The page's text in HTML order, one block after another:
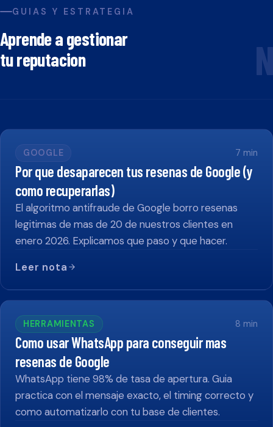
GUIAS Y ESTRATEGIA
Aprende a gestionar
tu reputacion
N
GOOGLE 7 min
Por que desaparecen tus resenas de Google (y
como recuperarlas)
El algoritmo antifraude de Google borro resenas
legitimas de mas de 20 de nuestros clientes en
enero 2026. Explicamos que paso y que hacer.
Leer nota
HERRAMIENTAS 8 min
Como usar WhatsApp para conseguir mas
resenas de Google
WhatsApp tiene 98% de tasa de apertura. Guia
practica con el mensaje exacto, el timing correcto y
como automatizarlo con tu base de clientes.